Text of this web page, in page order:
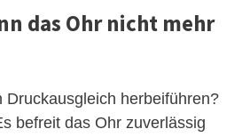
das Ohr nicht mehr
Druckausgleich herbeiführen?
befreit das Ohr zuverlässig